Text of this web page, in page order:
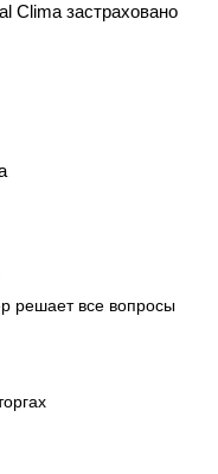
Clima застраховано
решает все вопросы